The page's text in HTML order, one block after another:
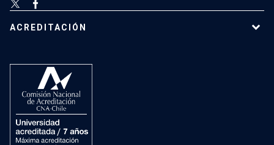
ACREDITACIÓN